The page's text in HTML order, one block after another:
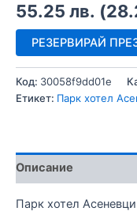
55.25 лв. (
РЕЗЕРВИРАЙ ПРЕЗ
Код: 30058f9dd01e
Етикет: Парк хотел
Описание
Парк хотел